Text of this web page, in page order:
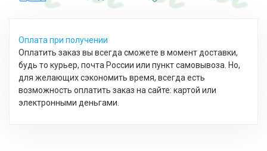
Оплата при получении
Оплатить заказ вы всегда сможете в момент доставки,
будь то курьер, почта России или пункт самовывоза. Но,
для желающих сэкономить время, всегда есть
возможность оплатить заказ на сайте: картой или
электронными деньгами.